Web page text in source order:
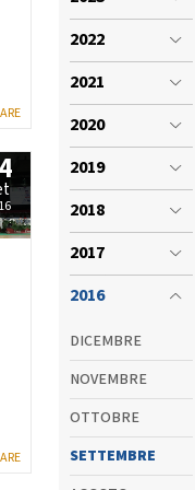
2022
2021
2020
2019
2018
2017
2016
DICEMBRE
NOVEMBRE
OTTOBRE
SETTEMBRE